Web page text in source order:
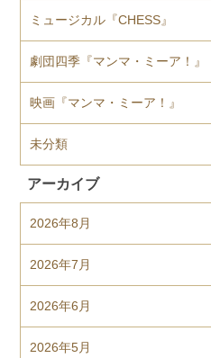
ミュージカル『CHESS』
劇団四季『マンマ・ミーア！』
映画『マンマ・ミーア！』
未分類
アーカイブ
2026年8月
2026年7月
2026年6月
2026年5月